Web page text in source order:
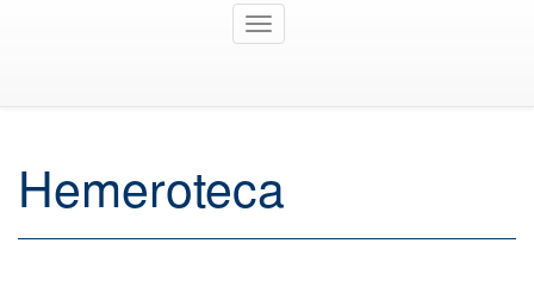
Toggle
Hemeroteca